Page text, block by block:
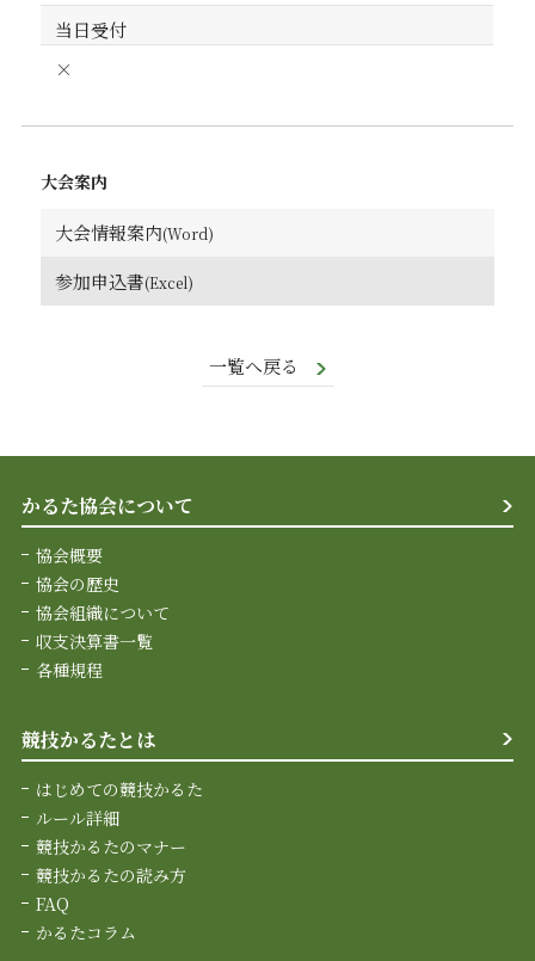
当日受付
×
大会案内
大会情報案内
参加申込書
一覧へ戻る
かるた協会について
協会概要
協会の歴史
協会組織について
収支決算書一覧
各種規程
競技かるたとは
はじめての競技かるた
ルール詳細
競技かるたのマナー
競技かるたの読み方
FAQ
かるたコラム